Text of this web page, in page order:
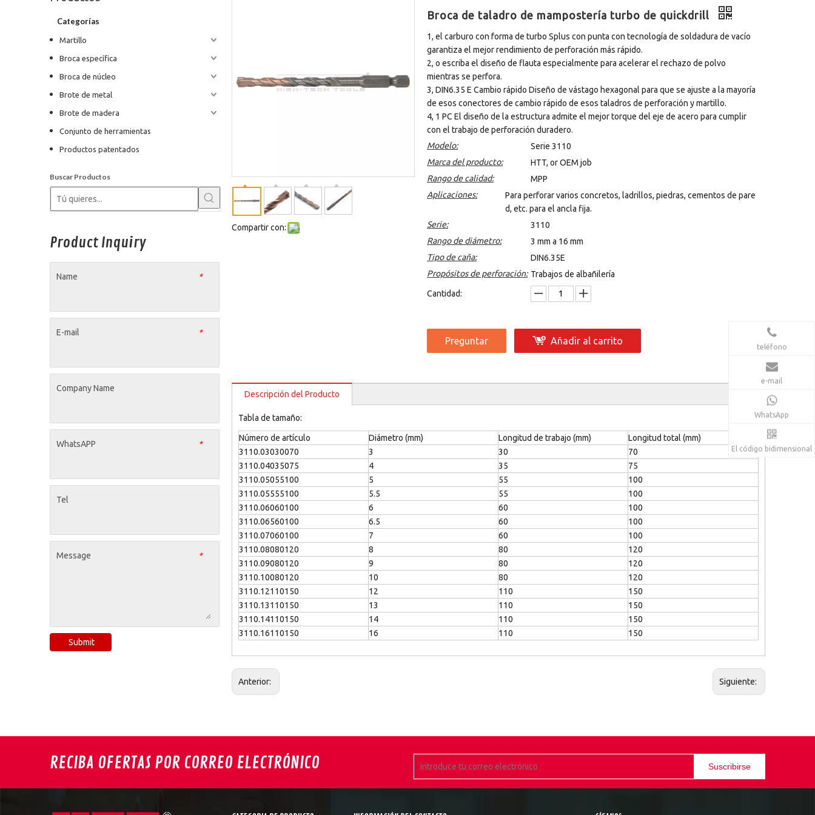
Categorías
Martillo
Broca específica
Broca de núcleo
Brote de metal
Brote de madera
Conjunto de herramientas
Productos patentados
Buscar Productos
Product Inquiry
*
Name
*
E-mail
Company Name
*
WhatsAPP
Tel
*
Message
Submit
Compartir con:
Broca de taladro de mampostería turbo de quickdrill
1, el carburo con forma de turbo Splus con punta con tecnología de soldadura de vacío
garantiza el mejor rendimiento de perforación más rápido.
2, o escriba el diseño de flauta especialmente para acelerar el rechazo de polvo
mientras se perfora.
3, DIN6.35 E Cambio rápido Diseño de vástago hexagonal para que se ajuste a la mayoría
de esos conectores de cambio rápido de esos taladros de perforación y martillo.
4, 1 PC El diseño de la estructura admite el mejor torque del eje de acero para cumplir
con el trabajo de perforación duradero.
Modelo:
Serie 3110
Marca del producto:
HTT, or OEM job
Rango de calidad:
MPP
Aplicaciones:
Para perforar varios concretos, ladrillos, piedras, cementos de pare
d, etc. para el ancla fija.
Serie:
3110
Rango de diámetro:
3 mm a 16 mm
Tipo de caña:
DIN6.35E
Propósitos de perforación: Trabajos de albañilería
Cantidad:
Preguntar Añadir al carrito
Descripción del Producto
Tabla de tamaño:
Número de artículo Diámetro (mm) Longitud de trabajo (mm)
Longitud total (mm)
3110.03030070
3 30
70
3110.04035075
4 35
75
3110.05055100
5 55
100
3110.05555100
5.5 55
100
3110.06060100
6 60
100
3110.06560100
6.5 60
100
3110.07060100
7 60
100
3110.08080120
8 80
120
3110.09080120
9 80
120
3110.10080120
10 80
120
3110.12110150
12 110
150
3110.13110150
13 110
150
3110.14110150
14 110
150
3110.16110150
16 110 150
Anterior: Siguiente:
RECIBA OFERTAS POR CORREO ELECTRÓNICO Suscribirse
teléfono
e-mail
WhatsApp
El código bidimensional